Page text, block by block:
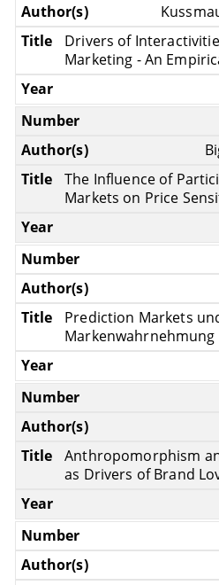
Drivers of
Marketing - An
The Influence of
Markets on Price
Prediction Markets
Markenwahrnehmung
Anthropomorphism
as Drivers of Brand